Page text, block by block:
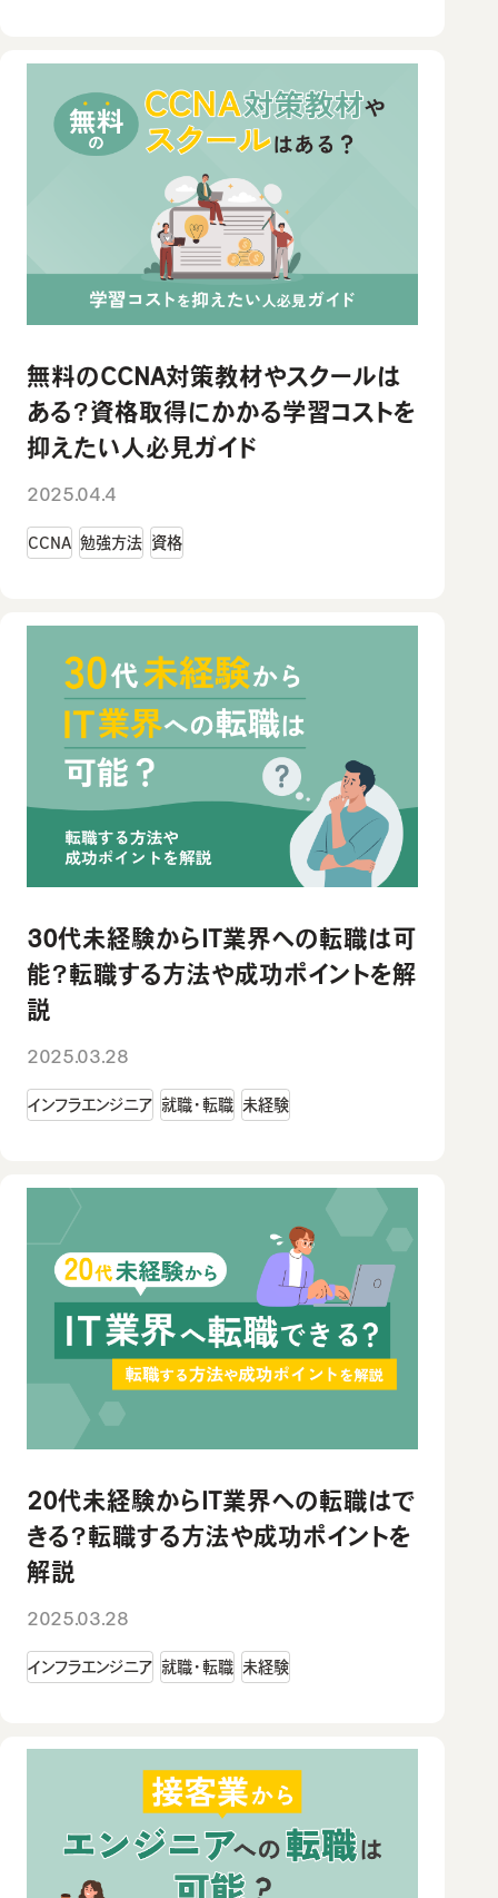
無料のCCNA対策教材やスクールは
ある？資格取得にかかる学習コストを
抑えたい人必見ガイド
2025.04.4
CCNA 勉強方法 資格
30代未経験からIT業界への転職は可
能？転職する方法や成功ポイントを解
説
2025.03.28
インフラエンジニア 就職・転職 未経験
20代未経験からIT業界への転職はで
きる？転職する方法や成功ポイントを
解説
2025.03.28
インフラエンジニア 就職・転職 未経験